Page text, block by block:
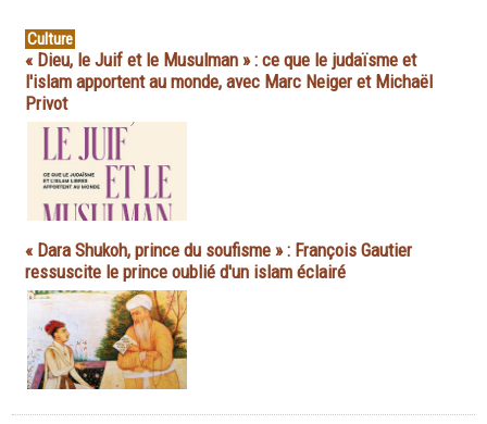
Culture
« Dieu, le Juif et le Musulman » : ce que le judaïsme et
l'islam apportent au monde, avec Marc Neiger et Michaël
Privot
« Dara Shukoh, prince du soufisme » : François Gautier
ressuscite le prince oublié d'un islam éclairé